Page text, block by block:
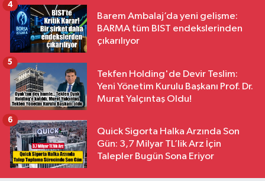
Barem Ambalaj’da yeni gelişme:
BARMA tüm BIST endekslerinden
çıkarılıyor
4
Tekfen Holding'de Devir Teslim:
Yeni Yönetim Kurulu Başkanı Prof. Dr.
Murat Yalçıntaş Oldu!
5
Quick Sigorta Halka Arzında Son
Gün: 3,7 Milyar TL’lik Arz İçin
Talepler Bugün Sona Eriyor
6